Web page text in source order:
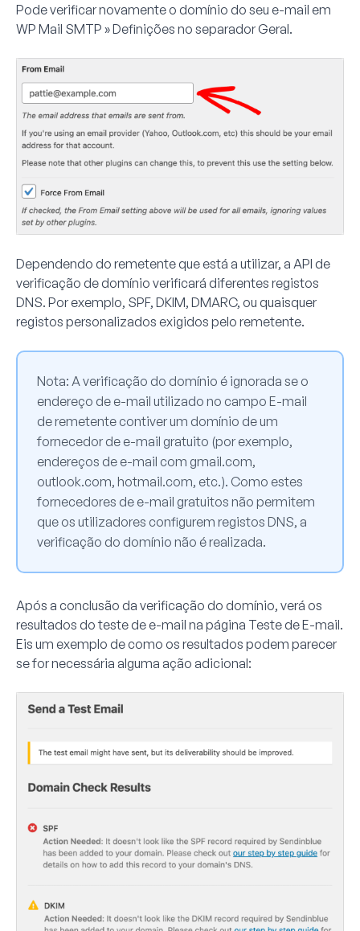
Pode verificar novamente o domínio do seu e-mail em
WP Mail SMTP » Definições no separadorGeral.
Dependendo do remetente que está a utilizar, a API de
verificação de domínio verificará diferentes registos
DNS. Por exemplo, SPF, DKIM, DMARC, ou quaisquer
registos personalizados exigidos pelo remetente.
Nota: A verificação do domínio é ignorada se o
endereço de e-mail utilizado no campo E-mail
de remetente contiver um domínio de um
fornecedor de e-mail gratuito (por exemplo,
endereços de e-mail com gmail.com,
outlook.com, hotmail.com, etc.). Como estes
fornecedores de e-mail gratuitos não permitem
que os utilizadores configurem registos DNS, a
verificação do domínio não é realizada.
Após a conclusão da verificação do domínio, verá os
resultados do teste de e-mail na página Teste de E-mail.
Eis um exemplo de como os resultados podem parecer
se for necessária alguma ação adicional: